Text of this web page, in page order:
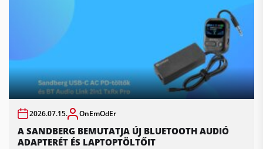
2026.07.15. OnEmOdEr
A SANDBERG BEMUTATJA ÚJ BLUETOOTH AUDIÓ
ADAPTERÉT ÉS LAPTOPTÖLTŐIT